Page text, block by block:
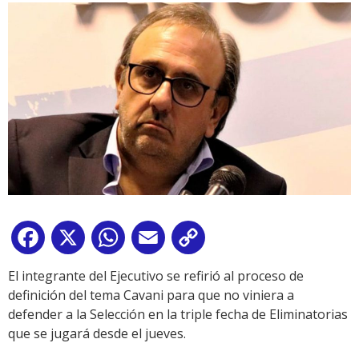
Facebook
X WhatsApp
Email
Link
El integrante del Ejecutivo se refirió al proceso de
definición del tema Cavani para que no viniera a
defender a la Selección en la triple fecha de Eliminatorias
que se jugará desde el jueves.